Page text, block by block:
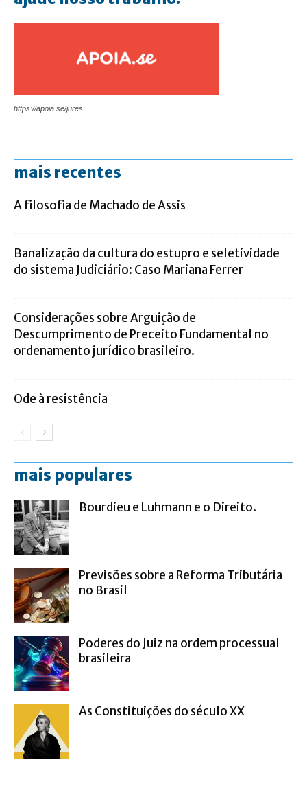
https://apoia.se/jures
mais recentes
A filosofia de Machado de Assis
Banalização da cultura do estupro e seletividade
do sistema Judiciário: Caso Mariana Ferrer
Considerações sobre Arguição de
Descumprimento de Preceito Fundamental no
ordenamento jurídico brasileiro.
Ode à resistência
mais populares
Bourdieu e Luhmann e o Direito.
Previsões sobre a Reforma Tributária
no Brasil
Poderes do Juiz na ordem processual
brasileira
As Constituições do século XX